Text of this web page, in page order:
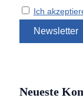
Ich
Neueste